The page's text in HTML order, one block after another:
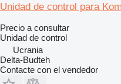
Unidad de control para
Precio a consultar
Unidad de control
Ucrania
Delta-Budteh
Contacte con el vendedor